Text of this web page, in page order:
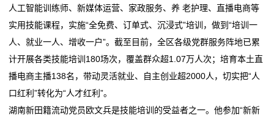
人工智能训练师、新媒体运营、家政服务、养 老护理、直播电商等
实用技能课程，实施“全免费、订单式、沉浸式”培训，做到“培训一
人、就业一人、增收一户”。截至目前，全区各级党群服务阵地已累
计开展各类技能培训180场次，覆盖群众超1.07万人次；培育本土直
播电商主播138名，带动灵活就业、自主创业超2000人，切实把“人
口红利”转化为“人才红利”。
湖南新田籍流动党员欧文兵是技能培训的受益者之一。他参加“新新